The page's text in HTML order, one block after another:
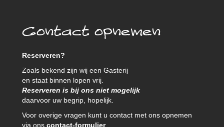
Contact opnemen
Reserveren?
Zoals bekend zijn wij een Gasterij
en staat binnen lopen vrij.
Reserveren is bij ons niet mogelijk
daarvoor uw begrip, hopelijk.
Voor overige vragen kunt u contact met ons opnemen
via ons contact-formulier